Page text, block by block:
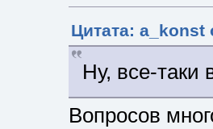
Цитата: a_konst
Ну, все-таки
Вопросов